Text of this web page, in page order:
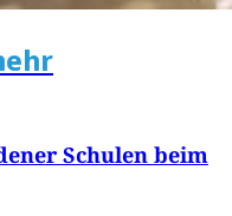
Schulen beim